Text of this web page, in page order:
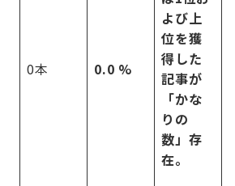
0本 0.0 %
よび上
位を獲
得した
記事が
「かな
りの
数」存
在。